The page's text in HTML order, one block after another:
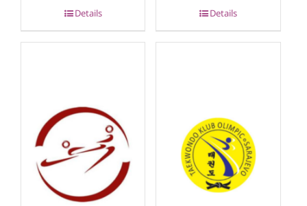
Details Details